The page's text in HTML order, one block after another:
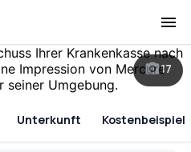
17
Unterkunft Kostenbeispiel